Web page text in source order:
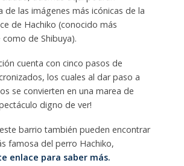
de las imágenes más icónicas de la
de Hachiko (conocido más
de Shibuya).
cuenta con cinco pasos de
los cuales al dar paso a
se convierten en una marea de
digno de ver!
barrio también pueden encontrar
famosa del perro Hachiko,
enlace para saber más.